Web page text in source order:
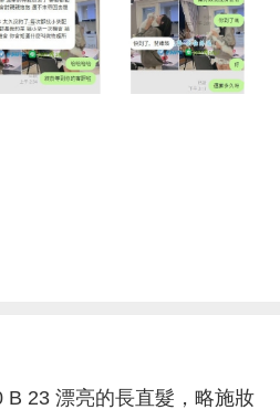
B 23 漂亮的長直髮，略施妝